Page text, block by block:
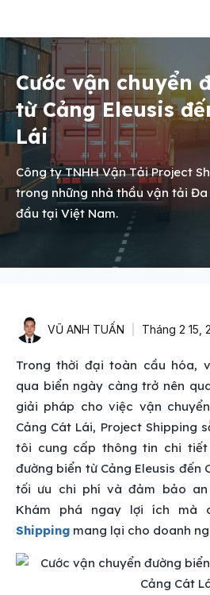
Cước vận chuyển
từ Cảng Eleusis
Lái
Công ty TNHH Vận Tải Project
trong những nhà thầu vận tải Đa
đầu tại Việt Nam.
VŨ ANH TUẤN Tháng 2 15,
Trong thời đại toàn cầu hóa,
qua biển ngày càng trở nên
giải pháp cho việc vận
Cảng Cát Lái, Project Shipping
tôi cung cấp thông tin chi tiết
đường biển từ Cảng Eleusis đến
tối ưu chi phí và đảm bảo
Khám phá ngay lợi ích mà
Shipping mang lại cho doanh